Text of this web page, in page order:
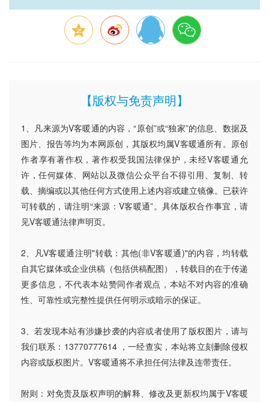
【版权与免责声明】
1、凡来源为V客暖通的内容，“原创”或“独家”的信息、数据及
图片、报告等均为本网原创，其版权均属V客暖通所有。原创
作者享有著作权，著作权受我国法律保护，未经V客暖通允
许，任何媒体、网站以及微信公众平台不得引用、复制、转
载、摘编或以其他任何方式使用上述内容或建立镜像。已获许
可转载的，请注明“来源：V客暖通”。具体版权合作事宜，请
见V客暖通法律声明页。
2、凡V客暖通注明"转载：其他(非V客暖通)"的内容，均转载
自其它媒体或企业供稿（包括供稿配图），转载目的在于传递
更多信息，不代表本站赞同作者观点，本站不对内容的准确
性、可靠性或完整性提供任何明示或暗示的保证。
3、若发现本站有涉嫌抄袭的内容或者使用了版权图片，请与
我们联系：13770777614 ，一经查实，本站将立刻删除侵权
内容或版权图片。V客暖通将不承担任何法律及连带责任。
附则：对免责及版权声明的解释、修改及更新权均属于V客暖